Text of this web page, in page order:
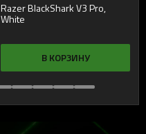
Razer BlackShark V3 Pro,
White
В КОРЗИНУ